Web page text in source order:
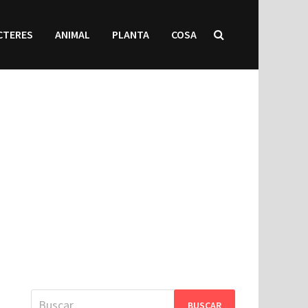
ANIMAL PLANTA COSA
Buscar: